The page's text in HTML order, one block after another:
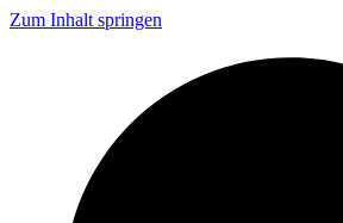
Zum Inhalt springen